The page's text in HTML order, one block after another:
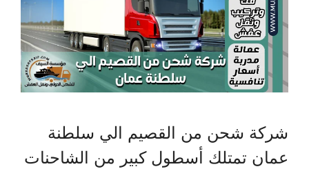
شركة شحن من القصيم الي سلطنة
عمان تمتلك أسطول كبير من الشاحنات